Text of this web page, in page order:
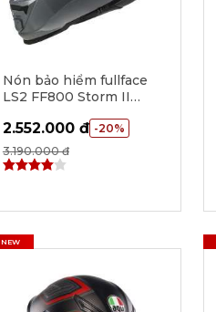
Nón bảo hiểm fullface
LS2 FF800 Storm II
2.552.000 đ -20%
3.190.000 đ
NEW